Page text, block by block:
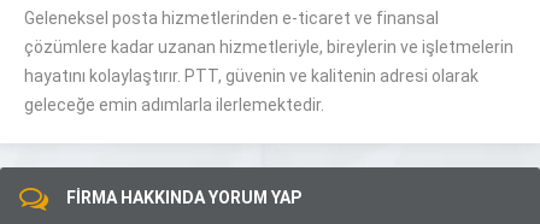
Geleneksel posta hizmetlerinden e-ticaret ve finansal
çözümlere kadar uzanan hizmetleriyle, bireylerin ve işletmelerin
hayatını kolaylaştırır. PTT, güvenin ve kalitenin adresi olarak
geleceğe emin adımlarla ilerlemektedir.
FİRMA HAKKINDA YORUM YAP